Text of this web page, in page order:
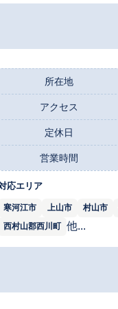
所在地
アクセス
定休日
営業時間
応エリア
寒河江市 上山市 村山市
西村山郡西川町 他...